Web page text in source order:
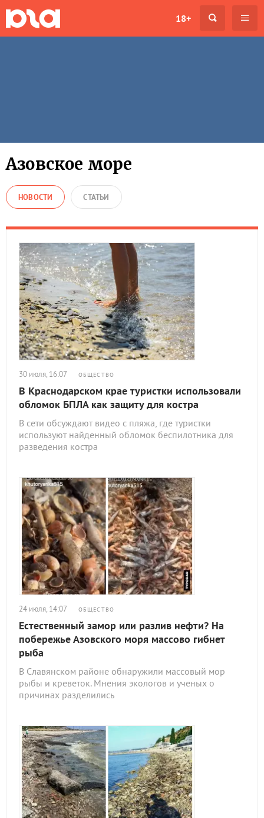
18+
Азовское море
НОВОСТИ СТАТЬИ
30 июля, 16:07 ОБЩЕСТВО
В Краснодарском крае туристки использовали
обломок БПЛА как защиту для костра
В сети обсуждают видео с пляжа, где туристки
используют найденный обломок беспилотника для
разведения костра
24 июля, 14:07 ОБЩЕСТВО
Естественный замор или разлив нефти? На
побережье Азовского моря массово гибнет
рыба
В Славянском районе обнаружили массовый мор
рыбы и креветок. Мнения экологов и ученых о
причинах разделились